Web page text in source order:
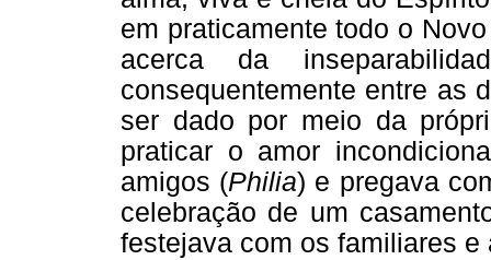
em praticamente todo o
acerca da
consequentemente entre as
ser dado por meio da
praticar o amor
amigos (Philia) e pregava
celebração de um
festejava com os familiares e